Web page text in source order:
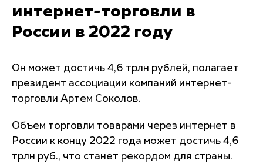
интернет-торговли в
России в 2022 году
Он может достичь 4,6 трлн рублей, полагает
президент ассоциации компаний интернет-
торговли Артем Соколов.
Объем торговли товарами через интернет в
России к концу 2022 года может достичь 4,6
трлн руб., что станет рекордом для страны.